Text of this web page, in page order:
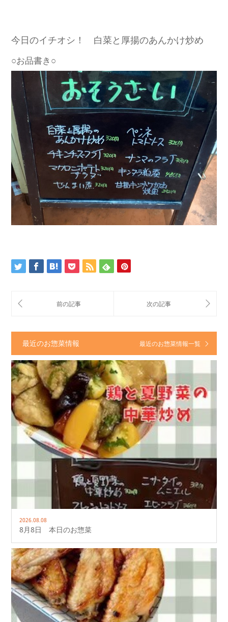
今日のイチオシ！ 白菜と厚揚のあんかけ炒め
○お品書き○
最近のお惣菜情報 最近のお惣菜情報一覧
2026.08.08
8月8日 本日のお惣菜